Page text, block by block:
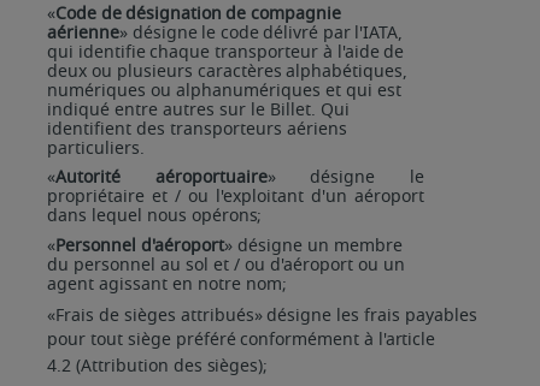
«Code de désignation de compagnie
aérienne» désigne le code délivré par l'IATA,
qui identifie chaque transporteurà l'aide de
deux ou plusieurs caractèresalphabétiques,
numériques ou alphanumériques et qui est
indiqué entre autres sur le Billet. Qui
identifient des transporteurs aériens
particuliers.
«Autorité aéroportuaire» désigne le
propriétaire et / ou l'exploitant d'un aéroport
dans lequel nous opérons;
«Personnel d'aéroport» désigne un membre
du personnel au sol et / ou d'aéroport ou un
agent agissant en notre nom;
«Frais de sièges attribués» désigne les frais payables
pour tout siège préféré conformémentà l'article
4.2(Attribution des sièges);